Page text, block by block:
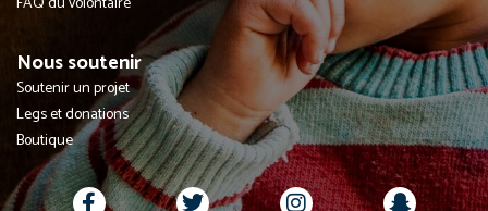
Nous soutenir
Soutenir un projet
Legs et donations
Boutique